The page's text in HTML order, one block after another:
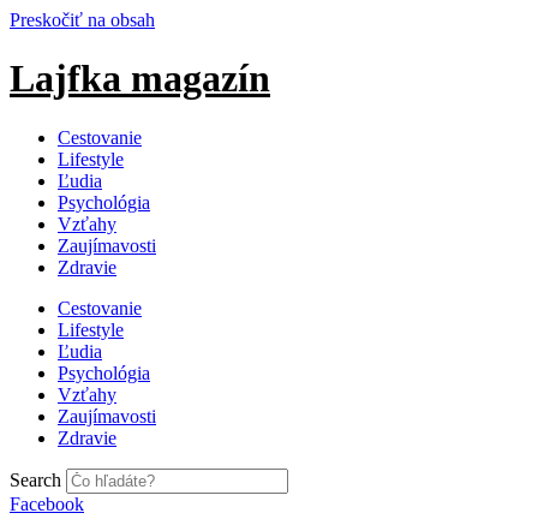
Preskočiť na obsah
Lajfka magazín
Cestovanie
Lifestyle
Ľudia
Psychológia
Vzťahy
Zaujímavosti
Zdravie
Cestovanie
Lifestyle
Ľudia
Psychológia
Vzťahy
Zaujímavosti
Zdravie
Search
Facebook